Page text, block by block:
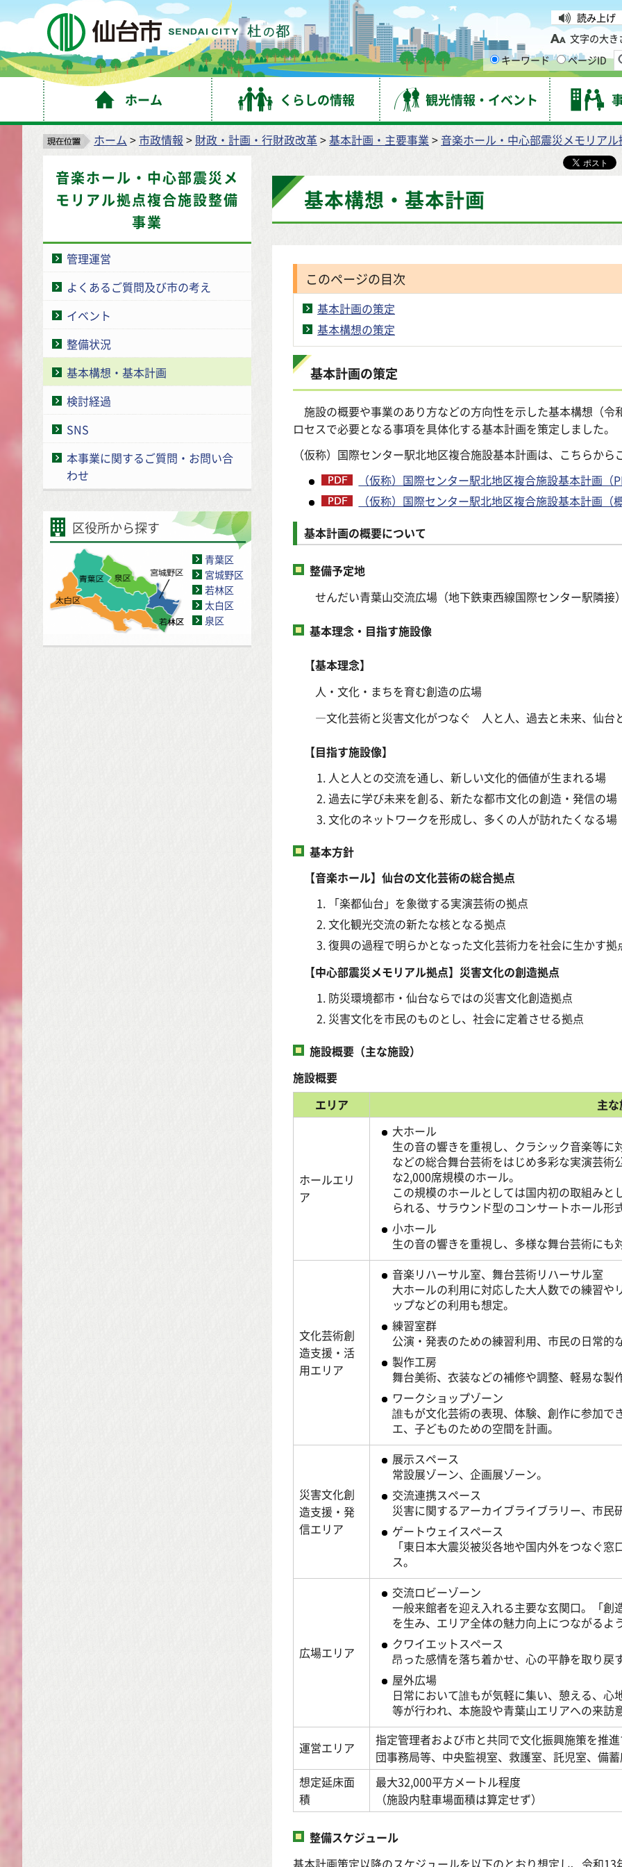
仙台市
読み上げ
文字の大き
キーワード
ページID
ホーム くらしの情報 観光情報・イベント
ホーム >市政情報 > 財政・計画・行財政改革>基本計画・主要事業 > 音楽ホール・中心部震災メモリア
音楽ホール・中心部震災メ
モリアル拠点複合施設整備
事業
管理運営
よくあるご質問及び市の考え
イベント
整備状況
基本構想・基本計画
検討経過
SNS
本事業に関するご質問・お問い合
わせ
区役所から探す
青葉区
宮城野区
若林区
太白区
泉区
基本構想・基本計画
このページの目次
基本計画の策定
基本構想の策定
基本計画の策定
施設の概要や事業のあり方などの方向性を示した基本構想（
ロセスで必要となる事項を具体化する基本計画を策定しました。
（仮称）国際センター駅北地区複合施設基本計画は、こちらから
（仮称）国際センター駅北地区複合施設基本計画（
（仮称）国際センター駅北地区複合施設基本計画（
基本計画の概要について
整備予定地
せんだい青葉山交流広場（地下鉄東西線国際センター駅隣接
基本理念・目指す施設像
【基本理念】
人・文化・まちを育む創造の広場
―文化芸術と災害文化がつなぐ 人と人、過去と未来、仙台
【目指す施設像】
人と人との交流を通し、新しい文化的価値が生まれる場
過去に学び未来を創る、新たな都市文化の創造・発信の場
文化のネットワークを形成し、多くの人が訪れたくなる場
基本方針
【音楽ホール】仙台の文化芸術の総合拠点
「楽都仙台」を象徴する実演芸術の拠点
文化観光交流の新たな核となる拠点
復興の過程で明らかとなった文化芸術力を社会に生かす拠
【中心部震災メモリアル拠点】災害文化の創造拠点
防災環境都市・仙台ならではの災害文化創造拠点
災害文化を市民のものとし、社会に定着させる拠点
施設概要（主な施設）
施設概要
エリア
主
ホールエリ
ア
大ホール
生の音の響きを重視し、クラシック音楽等
などの総合舞台芸術をはじめ多彩な実演芸
な2,000席規模のホール。
この規模のホールとしては国内初の取組み
られる、サラウンド型のコンサートホール形
小ホール
生の音の響きを重視し、多様な舞台芸術にも
文化芸術創
造支援・活
用エリア
音楽リハーサル室、舞台芸術リハーサル室
大ホールの利用に対応した大人数での練習
ップなどの利用も想定。
練習室群
公演・発表のための練習利用、市民の日常的
製作工房
舞台美術、衣装などの補修や調整、軽易な製
ワークショップゾーン
誰もが文化芸術の表現、体験、創作に参加
エ、子どものための空間を計画。
災害文化創
造支援・発
信エリア
展示スペース
常設展ゾーン、企画展ゾーン。
交流連携スペース
災害に関するアーカイブライブラリー、市
ゲートウェイスペース
「東日本大震災被災各地や国内外をつなぐ
ス。
広場エリア
交流ロビーゾーン
一般来館者を迎え入れる主要な玄関口。「
を生み、エリア全体の魅力向上につながるよ
クワイエットスペース
昂った感情を落ち着かせ、心の平静を取り戻
屋外広場
日常において誰もが気軽に集い、憩える、
等が行われ、本施設や青葉山エリアへの来訪
運営エリア
指定管理者および市と共同で文化振興施策を推
団事務局等、中央監視室、救護室、託児室、備
想定延床面
積
最大32,000平方メートル程度
（施設内駐車場面積は算定せず）
整備スケジュール
基本計画策定以降のスケジュールを以下のとおり想定し、令和